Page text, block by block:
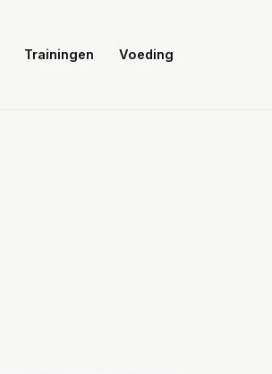
Trainingen Voeding